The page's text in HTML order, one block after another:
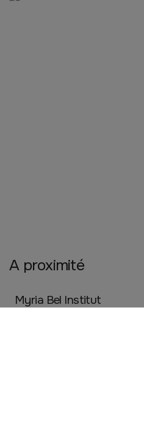
A proximité
Myria Bel Institut